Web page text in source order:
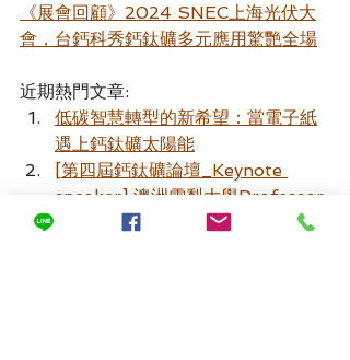
《展會回顧》2024 SNEC上海光伏大
會，台鈣科秀鈣鈦礦多元應用驚艷全場
近期熱門文章:
低碳智慧轉型的新希望：當電子紙
遇上鈣鈦礦太陽能
[第四屆鈣鈦礦論壇_Keynote
speaker] 澳洲雪梨大學Professor
Anita Ho-Baillie 何穎兒教授：鈣